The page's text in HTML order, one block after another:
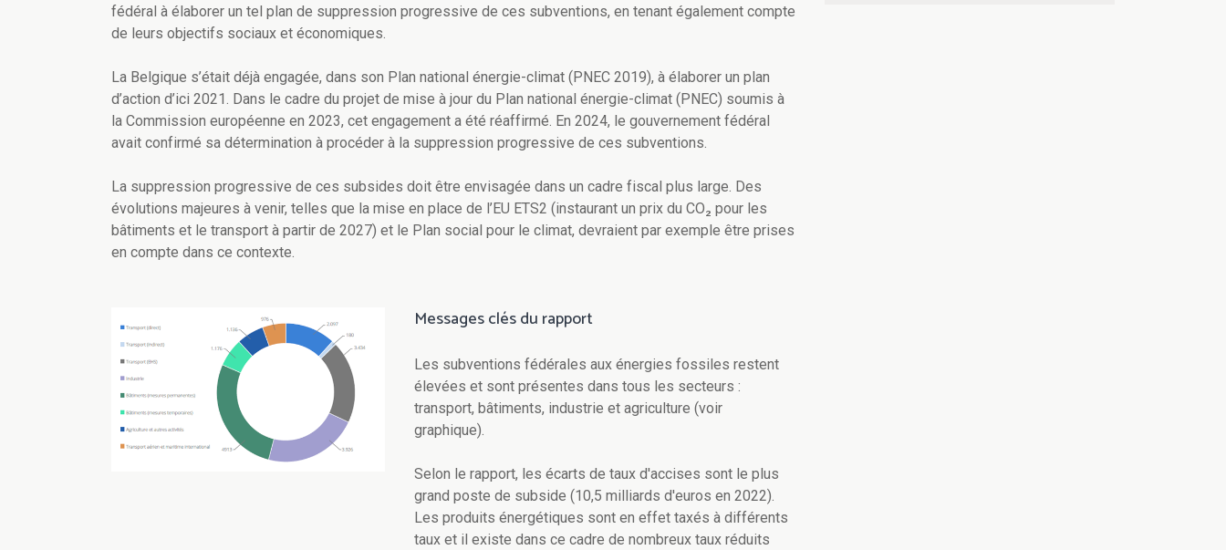
fédéral à élaborer un tel plan de suppression progressive de ces subventions, en tenant également compte
de leurs objectifs sociaux et économiques.
La Belgique s’était déjà engagée, dans son Plan national énergie-climat (PNEC 2019), à élaborer un plan
d’action d’ici 2021. Dans le cadre du projet de mise à jour du Plan national énergie-climat (PNEC) soumis à
la Commission européenne en 2023, cet engagement a été réaffirmé. En 2024, le gouvernement fédéral
avait confirmé sa détermination à procéder à la suppression progressive de ces subventions.
La suppression progressive de ces subsides doit être envisagée dans un cadre fiscal plus large. Des
évolutions majeures à venir, telles que la mise en place de l’EU ETS2 (instaurant un prix du CO₂ pour les
bâtiments et le transport à partir de 2027) et le Plan social pour le climat, devraient par exemple être prises
en compte dans ce contexte.
Messages clés du rapport
Les subventions fédérales aux énergies fossiles restent
élevées et sont présentes dans tous les secteurs :
transport, bâtiments, industrie et agriculture (voir
graphique).
Selon le rapport, les écarts de taux d'accises sont le plus
grand poste de subside (10,5 milliards d'euros en 2022).
Les produits énergétiques sont en effet taxés à différents
taux et il existe dans ce cadre de nombreux taux réduits